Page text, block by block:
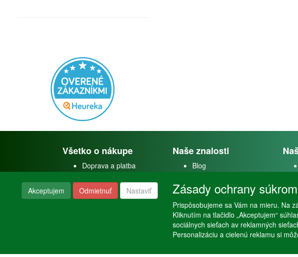
Všetko o nákupe
Doprava a platba
Obchodné podmienky
Reklamačný poriadok
Naše znalosti
Blog
Youtube
Instagram
Poradenstvo
Copyright © Stöckl
Akceptujem Odmietnuť Nastaviť Zásady ochrany
Prispôsobujeme sa Vám na mieru. Na
Kliknutím na tlačidlo „Akceptujem“
sociálnych sieťach av reklamných
Personalizáciu a cielenú reklamu si